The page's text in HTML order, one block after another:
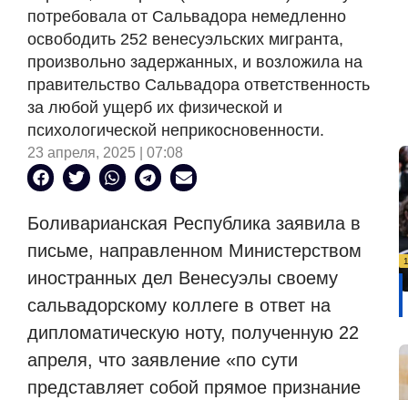
потребовала от Сальвадора немедленно
освободить 252 венесуэльских мигранта,
произвольно задержанных, и возложила на
правительство Сальвадора ответственность
за любой ущерб их физической и
психологической неприкосновенности.
23 апреля, 2025 | 07:08
Боливарианская Республика заявила в
письме, направленном Министерством
иностранных дел Венесуэлы своему
сальвадорскому коллеге в ответ на
дипломатическую ноту, полученную 22
апреля, что заявление «по сути
представляет собой прямое признание